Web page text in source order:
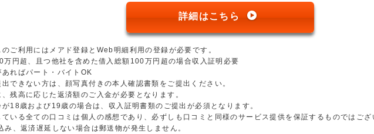
詳細はこちら
ご利用にはメアド登録とWeb明細利用の登録が必要です。
万円超、且つ他社を含めた借入総額100万円超の場合収入証明必要
ればパート・バイトOK
できない方は、顔写真付きの本人確認書類をご提出ください。
残高に応じた返済額のご入金が必要となります。
18歳および19歳の場合は、収入証明書類のご提出が必須となります。
いる全ての口コミは個人の感想であり、必ずしも口コミと同様のサービス提供を保証するものではござ
み、返済遅延しない場合は郵送物が発生しません。